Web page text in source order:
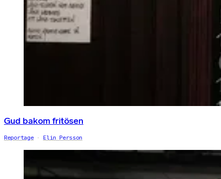
Gud bakom fritösen
Reportage Elin Persson